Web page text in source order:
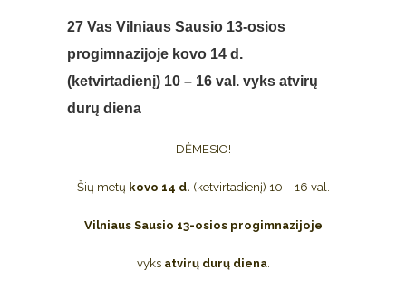
27 Vas Vilniaus Sausio 13-osios
progimnazijoje kovo 14 d.
(ketvirtadienį) 10 – 16 val. vyks atvirų
durų diena
DĖMESIO!
Šių metų kovo 14 d. (ketvirtadienį) 10 – 16 val.
Vilniaus Sausio 13-osios progimnazijoje
vyks atvirų durų diena.